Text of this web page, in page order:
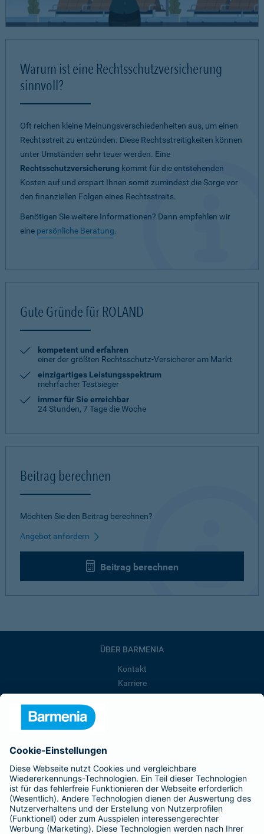
Warum ist eine Rechtsschutzversicherung
sinnvoll?
Oft reichen kleine Meinungsverschiedenheiten aus, um einen
Rechtsstreit zu entzünden. Diese Rechtsstreitigkeiten können
unter Umständen sehr teuer werden. Eine
Rechtsschutzversicherung kommt für die entstehenden
Kosten auf und erspart Ihnen somit zumindest die Sorge vor
den finanziellen Folgen eines Rechtsstreits.
Benötigen Sie weitere Informationen? Dann empfehlen wir
eine persönliche Beratung.
Gute Gründe für ROLAND
kompetent und erfahren
einer der größten Rechtsschutz-Versicherer am Markt
einzigartiges Leistungsspektrum
mehrfacher Testsieger
immer für Sie erreichbar
24 Stunden, 7 Tage die Woche
Beitrag berechnen
Möchten Sie den Beitrag berechnen?
Angebot anfordern
Beitrag berechnen
ÜBER BARMENIA
Kontakt
Karriere
Barmenia ist Teil der BarmeniaGothaer
BELIEBTE SEITEN
Kranken-Zusatzversicherung
Tierversicherungen
Haftpflichtversicherung